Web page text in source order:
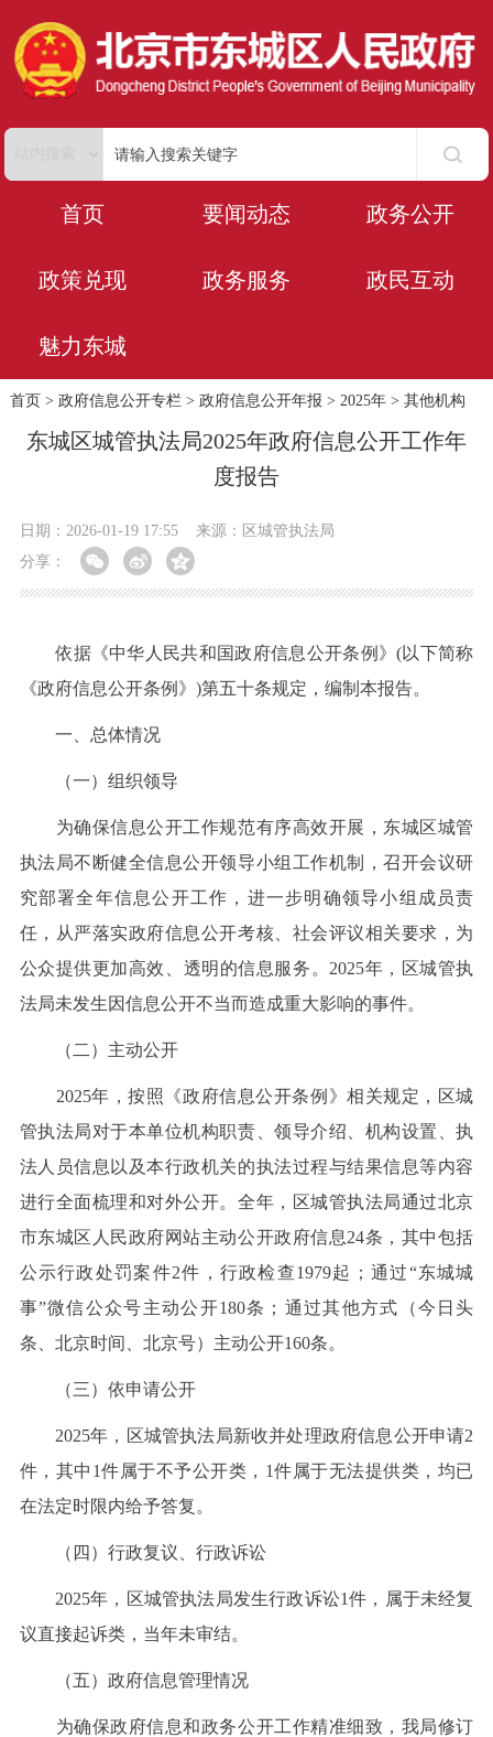
首页 要闻动态 政务公开
政策兑现 政务服务 政民互动
魅力东城
首页 > 政府信息公开专栏> 政府信息公开年报 > 2025年> 其他机构
东城区城管执法局2025年政府信息公开工作年
度报告
日期：2026-01-19 17:55
来源：区城管执法局
分享：
依据《中华人民共和国政府信息公开条例》(以下简称
《政府信息公开条例》)第五十条规定，编制本报告。
一、总体情况
（一）组织领导
为确保信息公开工作规范有序高效开展，东城区城管
执法局不断健全信息公开领导小组工作机制，召开会议研
究部署全年信息公开工作，进一步明确领导小组成员责
任，从严落实政府信息公开考核、社会评议相关要求，为
公众提供更加高效、透明的信息服务。2025年，区城管执
法局未发生因信息公开不当而造成重大影响的事件。
（二）主动公开
2025年，按照《政府信息公开条例》相关规定，区城
管执法局对于本单位机构职责、领导介绍、机构设置、执
法人员信息以及本行政机关的执法过程与结果信息等内容
进行全面梳理和对外公开。全年，区城管执法局通过北京
市东城区人民政府网站主动公开政府信息24条，其中包括
公示行政处罚案件2件，行政检查1979起；通过“东城城
事”微信公众号主动公开180条；通过其他方式（今日头
条、北京时间、北京号）主动公开160条。
（三）依申请公开
2025年，区城管执法局新收并处理政府信息公开申请2
件，其中1件属于不予公开类，1件属于无法提供类，均已
在法定时限内给予答复。
（四）行政复议、行政诉讼
2025年，区城管执法局发生行政诉讼1件，属于未经复
议直接起诉类，当年未审结。
（五）政府信息管理情况
为确保政府信息和政务公开工作精准细致，我局修订